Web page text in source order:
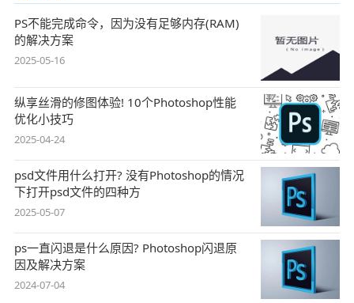
PS不能完成命令，因为没有足够内存(RAM)
的解决方案
2025-05-16
纵享丝滑的修图体验! 10个Photoshop性能
优化小技巧
2025-04-24
psd文件用什么打开? 没有Photoshop的情况
下打开psd文件的四种方
2025-05-07
ps一直闪退是什么原因? Photoshop闪退原
因及解决方案
2024-07-04